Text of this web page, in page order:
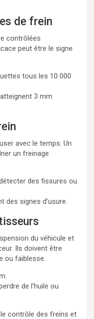
de frein
contrôlées
peut être le signe
tous les 10 000
3 mm
avec le temps. Un
un freinage
des fissures ou
des signes d’usure.
du véhicule et
Ils doivent être
ou faiblesse.
de l’huile ou
contrôle des freins et